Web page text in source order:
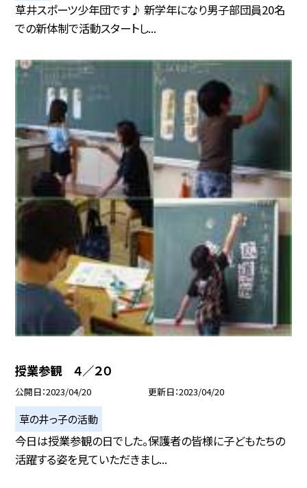
草井スポーツ少年団です♪ 新学年になり男子部団員20名
での新体制で活動スタートし...
授業参観 ４／２０
公開日 2023/04/20 更新日 2023/04/20
草の井っ子の活動
今日は授業参観の日でした。保護者の皆様に子どもたちの
活躍する姿を見ていただきまし...